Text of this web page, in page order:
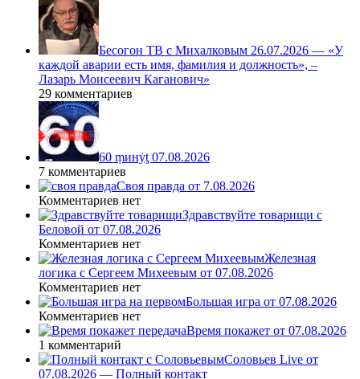
Бесогон ТВ с Михалковым 26.07.2026 — «У
каждой аварии есть имя, фамилия и должность», –
Лазарь Моисеевич Каганович»
29 комментариев
60 ṃинẏƫ 07.08.2026
7 комментариев
Своя правда от 7.08.2026
Комментариев нет
Здравствуйте товарищи с
Беловой от 07.08.2026
Комментариев нет
Железная
логика с Сергеем Михеевым от 07.08.2026
Комментариев нет
Большая игра от 07.08.2026
Комментариев нет
Время покажет от 07.08.2026
1 комментарий
Соловьев Live от
07.08.2026 — Полный контакт